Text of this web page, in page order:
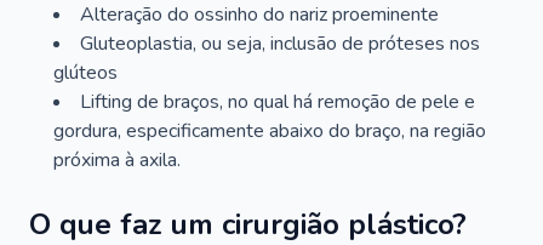
Alteração do ossinho do nariz proeminente
Gluteoplastia, ou seja, inclusão de próteses nos
glúteos
Lifting de braços, no qual há remoção de pele e
gordura, especificamente abaixo do braço, na região
próxima à axila.
O que faz um cirurgião plástico?